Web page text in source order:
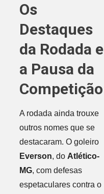
Os
Destaques
da Rodada e
a Pausa da
Competição
A rodada ainda trouxe
outros nomes que se
destacaram. O goleiro
Everson, do Atlético-
MG, com defesas
espetaculares contra o